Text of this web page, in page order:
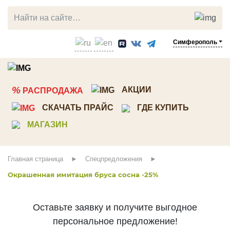
Симферополь
% РАСПРОДАЖА АКЦИИ
СКАЧАТЬ ПРАЙС
ГДЕ КУПИТЬ
МАГАЗИН
Главная страница Спецпредложения
Окрашенная имитация бруса сосна -25%
ЛИСТВЕННИЦА
Прямой планкен
Косой планкен
Террасная доска
Мебельный щит
Клееный брус
СОСНА
Планкен
Стеновые панели ТСП
Декоративный погонаж
Доска пола
Мебельный щит
Оставьте заявку и получите выгодное
персональное предложение!